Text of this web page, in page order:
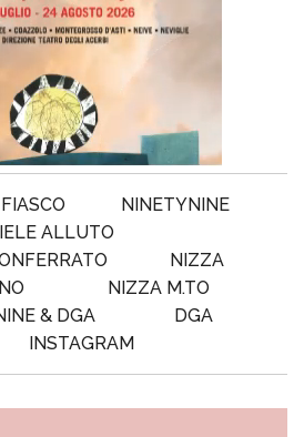
NINETYNINE
ALLUTO
NIZZA
NIZZA M.TO
& DGA
DGA
INSTAGRAM